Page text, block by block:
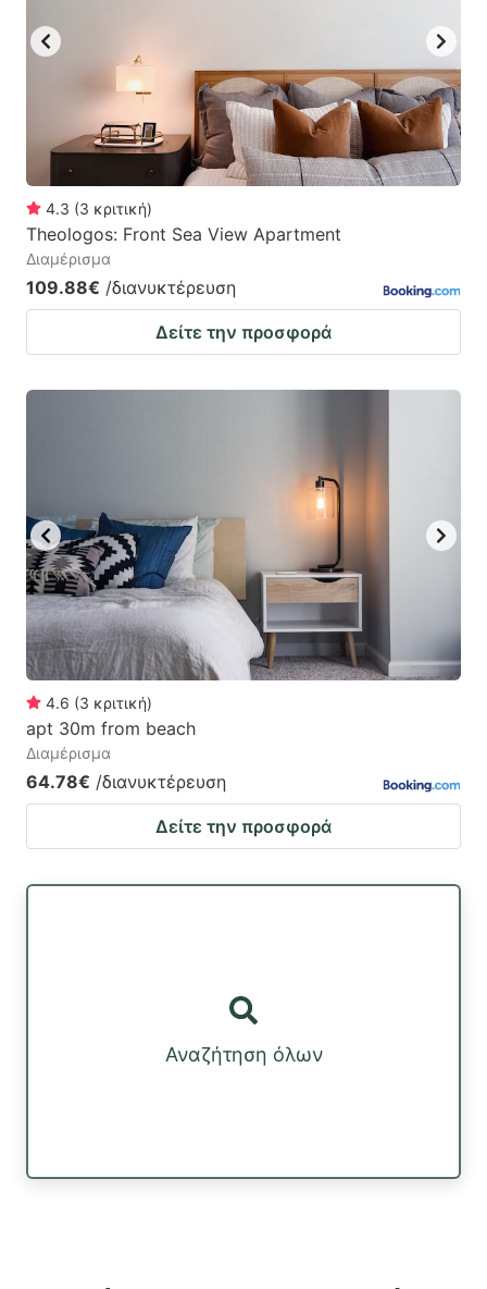
4.3 (3 κριτική)
Theologos: Front Sea View Apartment
Διαμέρισμα
109.88€ /διανυκτέρευση
Δείτε την προσφορά
4.6 (3 κριτική)
apt 30m from beach
Διαμέρισμα
64.78€ /διανυκτέρευση
Δείτε την προσφορά
Αναζήτηση όλων